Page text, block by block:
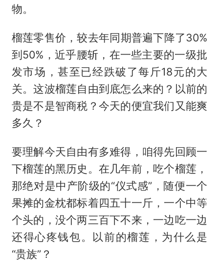
物。
榴莲零售价，较去年同期普遍下降了30%
到50%，近乎腰斩，在一些主要的一级批
发市场，甚至已经跌破了每斤18元的大
关。这波榴莲自由到底怎么来的？以前的
贵是不是智商税？今天的便宜我们又能爽
多久？
要理解今天自由有多难得，咱得先回顾一
下榴莲的黑历史。在几年前，吃个榴莲，
那绝对是中产阶级的“仪式感”，随便一个
果摊的金枕都标着四五十一斤，一个中等
个头的，没个两三百下不来，一边吃一边
还得心疼钱包。以前的榴莲，为什么是
“贵族”？